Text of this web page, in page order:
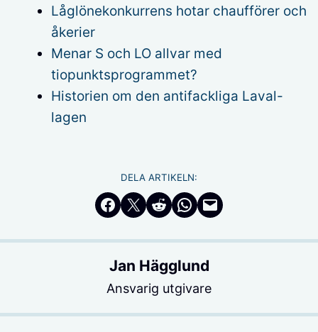
Låglönekonkurrens hotar chaufförer och
åkerier
Menar S och LO allvar med
tiopunktsprogrammet?
Historien om den antifackliga Laval-
lagen
DELA ARTIKELN:
Dela på Facebook
Dela på Twitter
Dela på RedditDela i WhatsApp
Maila en länk
Jan Hägglund
Ansvarig utgivare